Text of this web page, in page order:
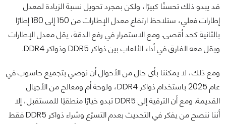
قد يبدو ذلك تحسنًا كبيرًا، ولكن بمجرد تحويل نسبة الزيادة لمعدل
إطارات فعلي، ستلاحظ ارتفاع معدل الإطارات من 150 إلى 180 إطارًا
بالثانية كحد أقصى. ومع الاستمرار في رفع الدقة، يقل معدل الإطارات
ويقل معه الفارق في أداء الألعاب بين ذواكر DDR5 وذواكر DDR4.
ومع ذلك، لا يمكننا بأي حال من الأحوال أن نوصي بتجميع حاسوب في
عام 2025 باستخدام ذواكر DDR4، ولوحة أم ومعالج من الأجيال
القديمة. ومع أن الترقية إلى DDR5 تبدو خيارًا منطقيًا للمستقبل، إلا
أننا ننصح من يفكر في التحديث بعدم التسرّع وشراء ذواكر DDR5 فقط